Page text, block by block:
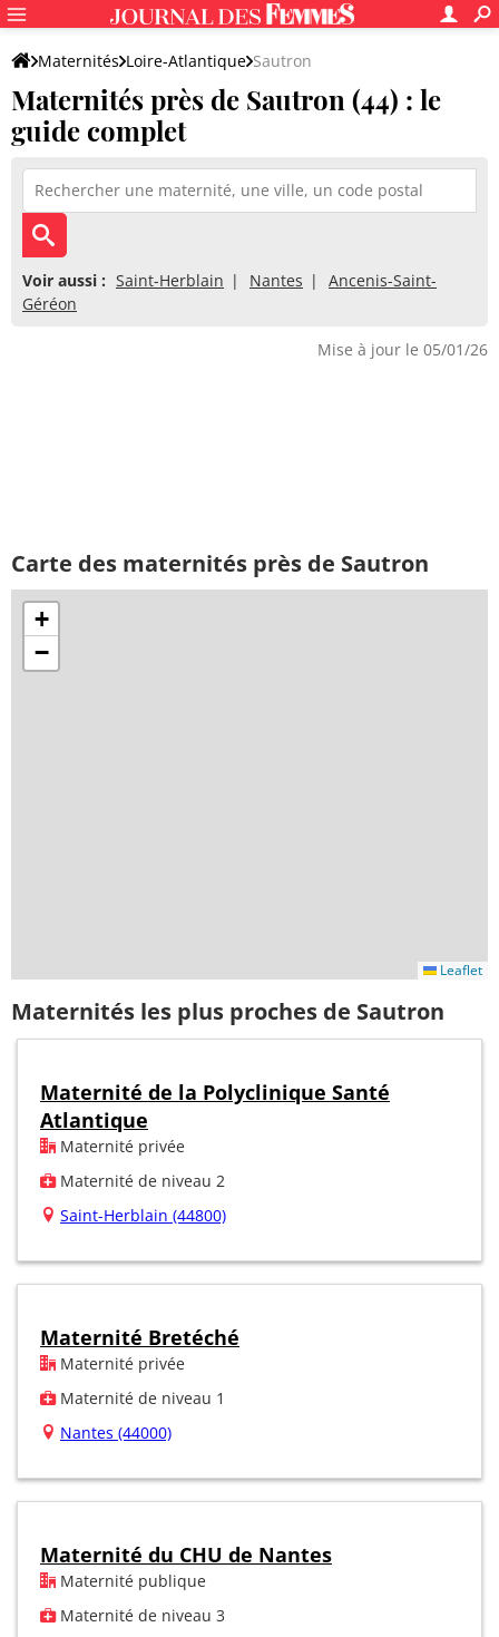
Maternités Loire-Atlantique Sautron
Maternités près de Sautron (44) : le
guide complet
Voir aussi : Saint-Herblain Nantes
Ancenis-Saint-
Géréon
Mise à jour le 05/01/26
Carte des maternités près de Sautron
+
−
Leaflet
Maternités les plus proches de Sautron
Maternité de la Polyclinique Santé
Atlantique
Maternité privée
Maternité de niveau 2
Saint-Herblain (44800)
Maternité Bretéché
Maternité privée
Maternité de niveau 1
Nantes (44000)
Maternité du CHU de Nantes
Maternité publique
Maternité de niveau 3